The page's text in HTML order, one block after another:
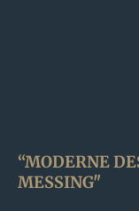
“MODERNE
MESSING"